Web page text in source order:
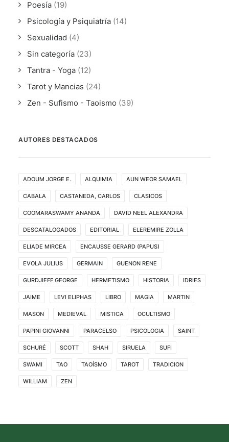
Poesía (19)
Psicología y Psiquiatría (14)
Sexualidad (4)
Sin categoría (23)
Tantra - Yoga (12)
Tarot y Mancias (24)
Zen - Sufismo - Taoismo (39)
AUTORES DESTACADOS
ADOUM JORGE E. ALQUIMIA AUN WEOR SAMAEL
CABALA CASTANEDA, CARLOS CLASICOS
COOMARASWAMY ANANDA DAVID NEEL ALEXANDRA
DESCATALOGADOS EDITORIAL ELEREMIRE ZOLLA
ELIADE MIRCEA ENCAUSSE GERARD (PAPUS)
EVOLA JULIUS GERMAIN GUENON RENE
GURDJIEFF GEORGE HERMETISMO HISTORIA IDRIES
JAIME LEVI ELIPHAS LIBRO MAGIA MARTIN
MASON MEDIEVAL MISTICA OCULTISMO
PAPINI GIOVANNI PARACELSO PSICOLOGIA SAINT
SCHURÉ SCOTT SHAH SIRUELA SUFI
SWAMI TAO TAOÍSMO TAROT TRADICION
WILLIAM ZEN